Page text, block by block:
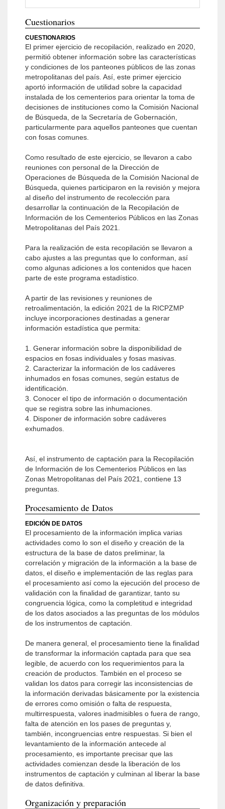
Cuestionarios
CUESTIONARIOS
El primer ejercicio de recopilación, realizado en 2020,
permitió obtener información sobre las características
y condiciones de los panteones públicos de las zonas
metropolitanas del país. Así, este primer ejercicio
aportó información de utilidad sobre la capacidad
instalada de los cementerios para orientar la toma de
decisiones de instituciones como la Comisión Nacional
de Búsqueda, de la Secretaría de Gobernación,
particularmente para aquellos panteones que cuentan
con fosas comunes.
Como resultado de este ejercicio, se llevaron a cabo
reuniones con personal de la Dirección de
Operaciones de Búsqueda de la Comisión Nacional de
Búsqueda, quienes participaron en la revisión y mejora
al diseño del instrumento de recolección para
desarrollar la continuación de la Recopilación de
Información de los Cementerios Públicos en las Zonas
Metropolitanas del País 2021.
Para la realización de esta recopilación se llevaron a
cabo ajustes a las preguntas que lo conforman, así
como algunas adiciones a los contenidos que hacen
parte de este programa estadístico.
A partir de las revisiones y reuniones de
retroalimentación, la edición 2021 de la RICPZMP
incluye incorporaciones destinadas a generar
información estadística que permita:
1. Generar información sobre la disponibilidad de
espacios en fosas individuales y fosas masivas.
2. Caracterizar la información de los cadáveres
inhumados en fosas comunes, según estatus de
identificación.
3. Conocer el tipo de información o documentación
que se registra sobre las inhumaciones.
4. Disponer de información sobre cadáveres
exhumados.
Así, el instrumento de captación para la Recopilación
de Información de los Cementerios Públicos en las
Zonas Metropolitanas del País 2021, contiene 13
preguntas.
Procesamiento de Datos
EDICIÓN DE DATOS
El procesamiento de la información implica varias
actividades como lo son el diseño y creación de la
estructura de la base de datos preliminar, la
correlación y migración de la información a la base de
datos, el diseño e implementación de las reglas para
el procesamiento así como la ejecución del proceso de
validación con la finalidad de garantizar, tanto su
congruencia lógica, como la completitud e integridad
de los datos asociados a las preguntas de los módulos
de los instrumentos de captación.
De manera general, el procesamiento tiene la finalidad
de transformar la información captada para que sea
legible, de acuerdo con los requerimientos para la
creación de productos. También en el proceso se
validan los datos para corregir las inconsistencias de
la información derivadas básicamente por la existencia
de errores como omisión o falta de respuesta,
multirrespuesta, valores inadmisibles o fuera de rango,
falta de atención en los pases de preguntas y,
también, incongruencias entre respuestas. Si bien el
levantamiento de la información antecede al
procesamiento, es importante precisar que las
actividades comienzan desde la liberación de los
instrumentos de captación y culminan al liberar la base
de datos definitiva.
Organización y preparación